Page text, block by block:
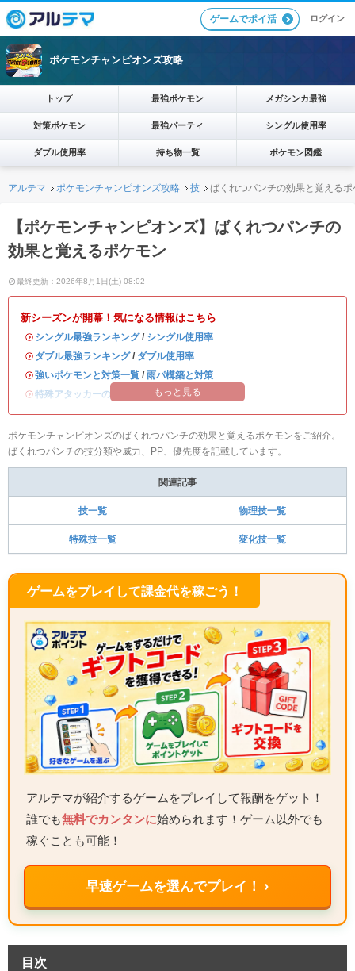
ゲームでポイ活 ログイン
ポケモンチャンピオンズ攻略
トップ 最強ポケモン メガシンカ最強
対策ポケモン 最強パーティ シングル使用率
ダブル使用率 持ち物一覧 ポケモン図鑑
アルテマ ポケモンチャンピオンズ攻略 技 ばくれつパンチの効果と覚えるポ
【ポケモンチャンピオンズ】ばくれつパンチの
効果と覚えるポケモン
最終更新：2026年8月1日(土) 08:02
新シーズンが開幕！気になる情報はこちら
・ シングル最強ランキング/ シングル使用率
・ ダブル最強ランキング/ ダブル使用率
・強いポケモンと対策一覧 / 雨パ構築と対策
・特殊アタッカーのおすすめランキング
もっと見る
ポケモンチャンピオンズのばくれつパンチの効果と覚えるポケモンをご紹介。
ばくれつパンチの技分類や威力、PP、優先度を記載しています。
関連記事
技一覧 物理技一覧
特殊技一覧 変化技一覧
ゲームをプレイして課金代を稼ごう！
アルテマが紹介するゲームをプレイして報酬をゲット！
誰でも無料でカンタンに始められます！ゲーム以外でも
稼ぐことも可能！
早速ゲームを選んでプレイ！ ›
目次